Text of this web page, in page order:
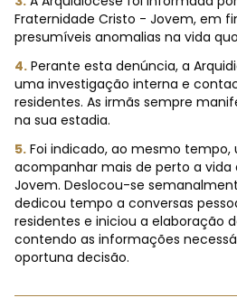
Fraternidade Cristo - Jovem, em
presumíveis anomalias na vida
4. Perante esta denúncia, a
uma investigação interna e
residentes. As irmãs sempre
na sua estadia.
5. Foi indicado, ao mesmo
acompanhar mais de perto a vida
Jovem. Deslocou-se
dedicou tempo a conversas
residentes e iniciou a elaboração
contendo as informações
oportuna decisão.